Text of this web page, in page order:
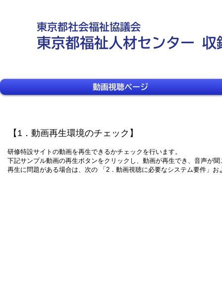
東京都社会福祉協議会
東京都福祉人材センター 収
動画視聴ページ
​【1．動画再生環境のチェック】
研修特設サイトの動画を再生できるかチェックを行います。
下記サンプル動画の再生ボタンをクリックし、動画が再生でき、音声が
再生に問題がある場合は、次の 「2．動画視聴に必要なシステム要件」